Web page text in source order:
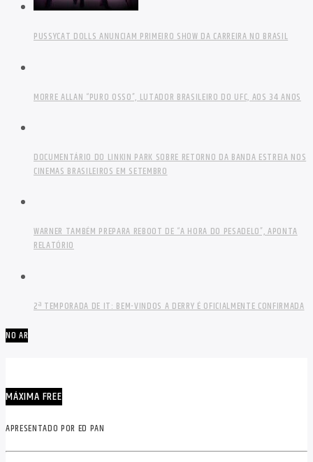
PUSSYCAT DOLLS ANUNCIAM PRIMEIRO SHOW DA CARREIRA NO BRASIL
MORRE ALLAN “PURO OSSO”, LUTADOR BRASILEIRO DO UFC, AOS 34 ANOS
DOCUMENTÁRIO DO LINKIN PARK SOBRE RETORNO DA BANDA ESTREIA NOS
CINEMAS BRASILEIROS EM SETEMBRO
WARNER TAMBÉM PREPARA REBOOT DE “A HORA DO PESADELO”, APONTA
RELATÓRIO
2ª TEMPORADA DE IT: BEM-VINDOS A DERRY É OFICIALMENTE CONFIRMADA
NO AR
MÁXIMA FREE
APRESENTADO POR ED PAN